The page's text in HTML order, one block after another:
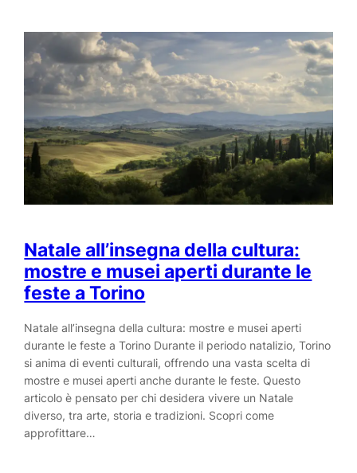
Natale all’insegna della cultura:
mostre e musei aperti durante le
feste a Torino
Natale all’insegna della cultura: mostre e musei aperti
durante le feste a Torino Durante il periodo natalizio, Torino
si anima di eventi culturali, offrendo una vasta scelta di
mostre e musei aperti anche durante le feste. Questo
articolo è pensato per chi desidera vivere un Natale
diverso, tra arte, storia e tradizioni. Scopri come
approfittare…